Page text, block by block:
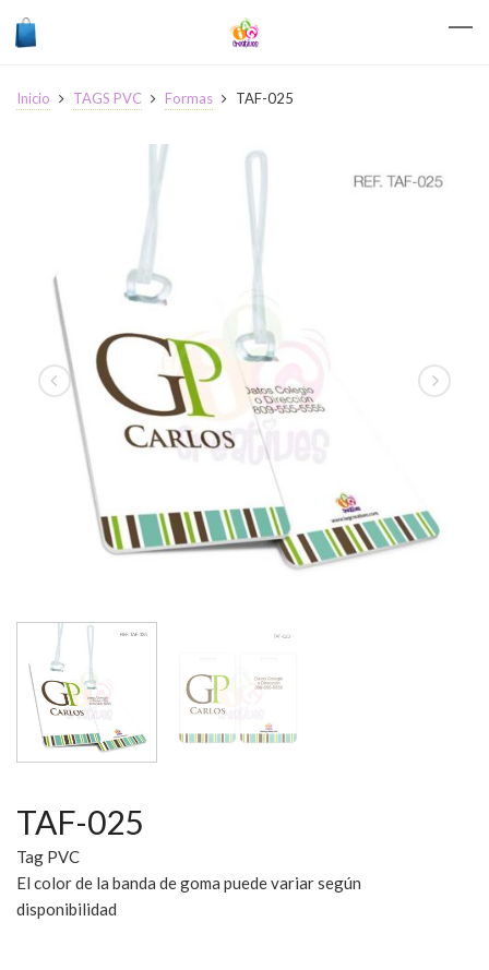
Inicio TAGS PVC Formas TAF-025
TAF-025
Tag PVC
El color de la banda de goma puede variar según
disponibilidad